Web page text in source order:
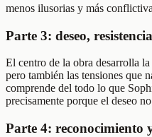
menos ilusorias y más
Parte 3: deseo,
El centro de la obra desarrolla
pero también las tensiones que
comprende del todo lo que
precisamente porque el deseo
Parte 4: reconocimiento